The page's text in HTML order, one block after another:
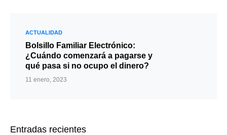
ACTUALIDAD
Bolsillo Familiar Electrónico:
¿Cuándo comenzará a pagarse y
qué pasa si no ocupo el dinero?
11 enero, 2023
Entradas recientes